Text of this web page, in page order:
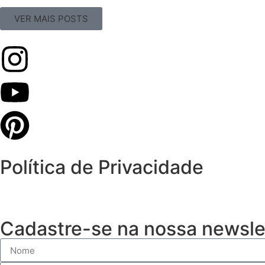
VER MAIS POSTS
Política de Privacidade
Cadastre-se na nossa